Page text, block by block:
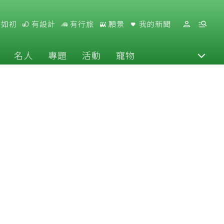
初 有設計 有行旅 願景 我的新聞
名人 專題 活動 寵物